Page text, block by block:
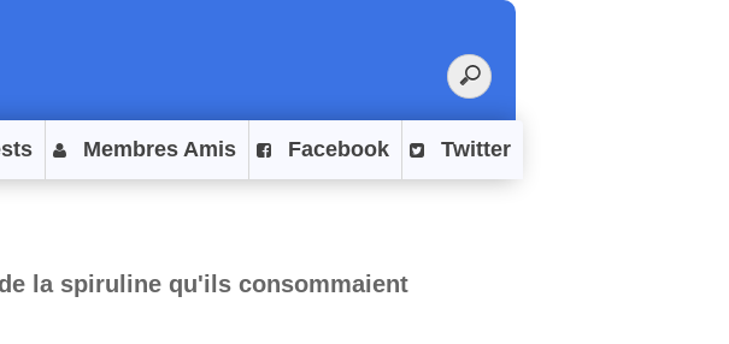
Membres Amis Facebook Twitter
la spiruline qu'ils consommaient